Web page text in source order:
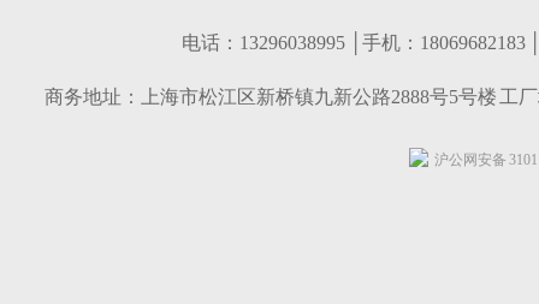
电话：13296038995 │手机：
商务地址：上海市松江区新桥镇九新公路2888号5号楼 工
沪公网安备